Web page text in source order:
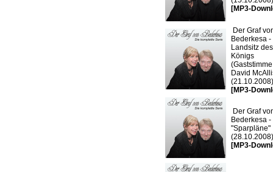
[MP3-
Der Graf
Bederkesa -
Landsitz des
Königs
David
(21.10.2008)
[MP3-
Der Graf
Bederkesa -
"Sparpläne"
(28.10.2008)
[MP3-